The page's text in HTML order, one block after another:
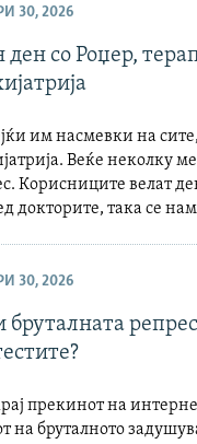
30, 2026
ден со Роџер,
им насмевки на
Веќе неколку
Корисниците велат
докторите, така се
30, 2026
бруталната
прекинот на
на бруталното